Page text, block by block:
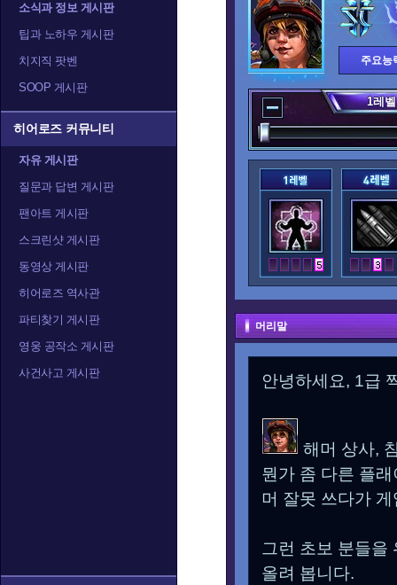
소식과 정보 게시판
팁과 노하우 게시판
치지직 팟벤
SOOP 게시판
히어로즈 커뮤니티
자유 게시판
질문과 답변 게시판
팬아트 게시판
스크린샷 게시판
동영상 게시판
히어로즈 역사관
파티찾기 게시판
영웅 공작소 게시판
사건사고 게시판
주요능
1레벨
머리말
안녕하세요, 1급
해머 상사,
뭔가 좀 다른 플
머 잘못 쓰다가
그런 초보 분들을
올려 봅니다.